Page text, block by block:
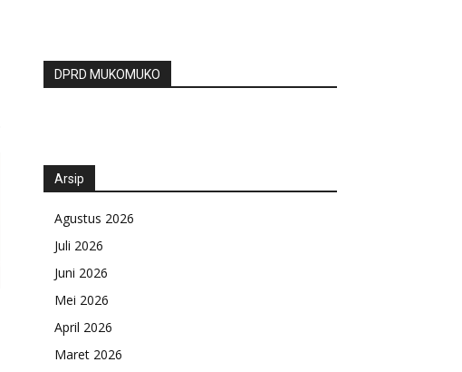
DPRD MUKOMUKO
Arsip
Agustus 2026
Juli 2026
Juni 2026
Mei 2026
April 2026
Maret 2026